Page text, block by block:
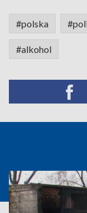
#polska
#alkohol